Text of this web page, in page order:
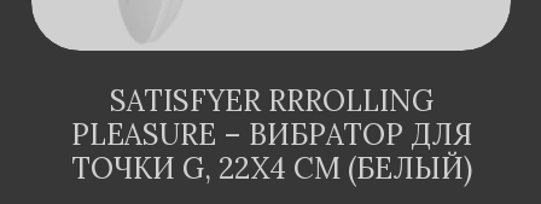
SATISFYER RRROLLING
PLEASURE – ВИБРАТОР ДЛЯ
ТОЧКИ G, 22Х4 СМ (БЕЛЫЙ)